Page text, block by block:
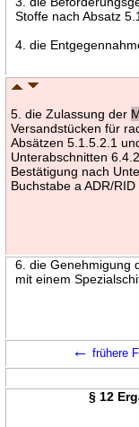
Stoffe nach Absatz
4. die
5. die Zulassung der
Versandstücken für
Absätzen 5.1.5.2.1
Unterabschnitten
Bestätigung nach
Buchstabe a ADR/RID
6. die Genehmigung
mit einem
← frühere
§ 12